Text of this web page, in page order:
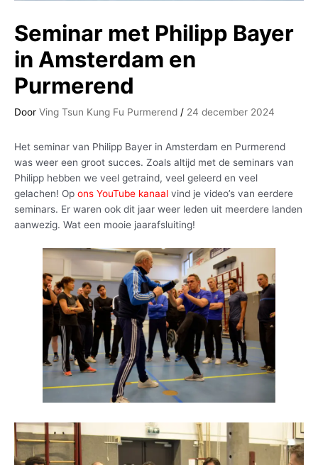
Seminar met Philipp Bayer
in Amsterdam en
Purmerend
Door Ving Tsun Kung Fu Purmerend / 24 december 2024
Het seminar van Philipp Bayer in Amsterdam en Purmerend
was weer een groot succes. Zoals altijd met de seminars van
Philipp hebben we veel getraind, veel geleerd en veel
gelachen! Op ons YouTube kanaal vind je video’s van eerdere
seminars. Er waren ook dit jaar weer leden uit meerdere landen
aanwezig. Wat een mooie jaarafsluiting!